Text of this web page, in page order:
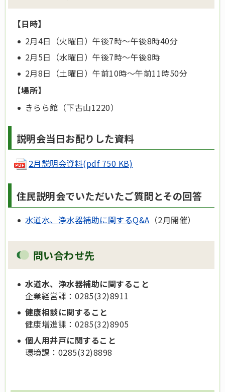
【日時】
2月4日（火曜日）午後7時～午後8時40分
2月5日（水曜日）午後7時～午後8時
2月8日（土曜日）午前10時～午前11時50分
【場所】
きらら館（下古山1220）
説明会当日お配りした資料
2月説明会資料(pdf 750 KB)
住民説明会でいただいたご質問とその回答
水道水、浄水器補助に関するQ&A （2月開催）
問い合わせ先
水道水、浄水器補助に関すること
企業経営課：0285(32)8911
健康相談に関すること
健康増進課：0285(32)8905
個人用井戸に関すること
環境課：0285(32)8898